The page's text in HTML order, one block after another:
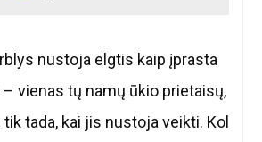
nustoja elgtis kaip įprasta
vienas tų namų ūkio prietaisų,
tada, kai jis nustoja veikti. Kol